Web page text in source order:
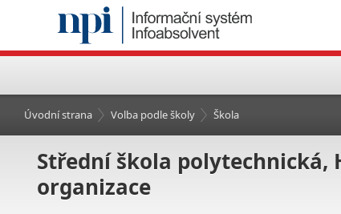
Úvodní strana Volba podle školy Škola
Střední škola polytechnická,
organizace